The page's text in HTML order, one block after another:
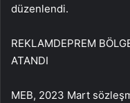
düzenlendi.
REKLAMDEPREM
ATANDI
MEB, 2023 Mart